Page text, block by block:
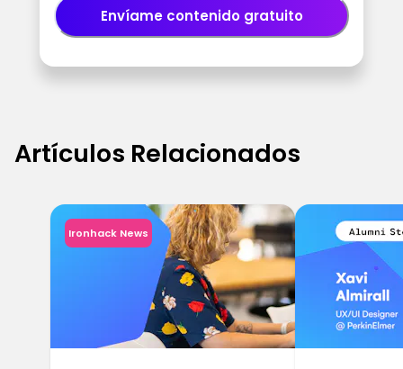
Envíame contenido gratuito
Artículos Relacionados
Ironhack News